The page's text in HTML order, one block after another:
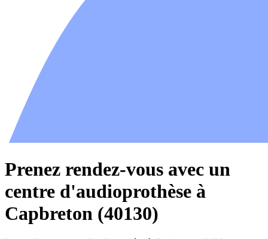
Prenez rendez-vous avec un
centre d'audioprothèse à
Capbreton (40130)